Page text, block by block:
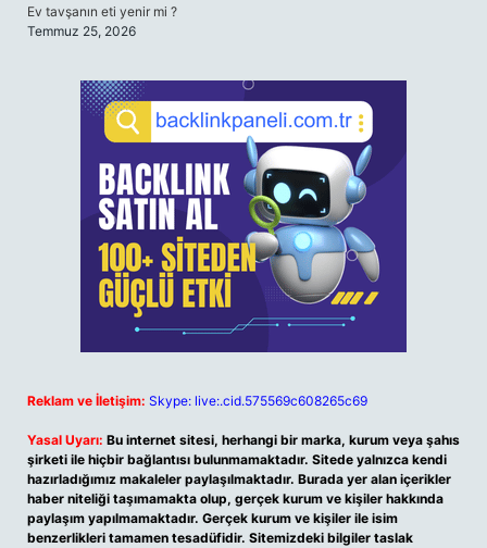
Ev tavşanın eti yenir mi ?
Temmuz 25, 2026
Reklam ve İletişim: Skype: live:.cid.575569c608265c69
Yasal Uyarı: Bu internet sitesi, herhangi bir marka, kurum veya şahıs
şirketi ile hiçbir bağlantısı bulunmamaktadır. Sitede yalnızca kendi
hazırladığımız makaleler paylaşılmaktadır. Burada yer alan içerikler
haber niteliği taşımamakta olup, gerçek kurum ve kişiler hakkında
paylaşım yapılmamaktadır. Gerçek kurum ve kişiler ile isim
benzerlikleri tamamen tesadüfidir. Sitemizdeki bilgiler taslak